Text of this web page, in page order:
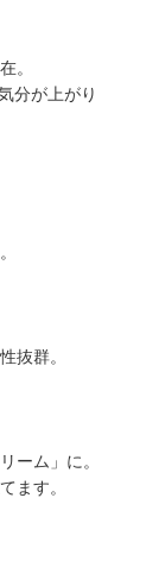
。
分が上がり
抜群。
ーム」に。
ます。